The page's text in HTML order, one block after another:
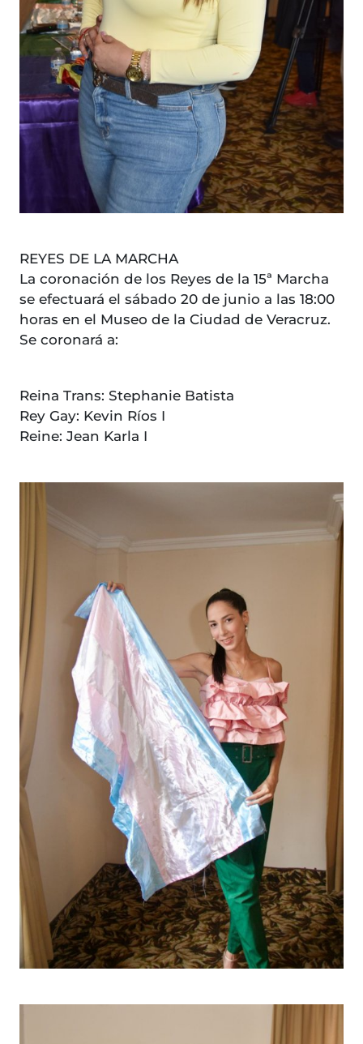
REYES DE LA MARCHA
La coronación de los Reyes de la 15ª Marcha
se efectuará el sábado 20 de junio a las 18:00
horas en el Museo de la Ciudad de Veracruz.
Se coronará a:
Reina Trans: Stephanie Batista
Rey Gay: Kevin Ríos I
Reine: Jean Karla I